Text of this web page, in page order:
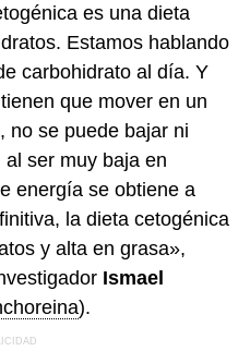
es una dieta
Estamos hablando
carbohidrato al día. Y
que mover en un
no se puede bajar ni
ser muy baja en
energía se obtiene a
la dieta cetogénica
y alta en grasa»,
Ismael
).